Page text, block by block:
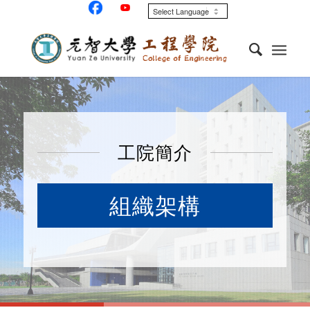
工院簡介
組織架構